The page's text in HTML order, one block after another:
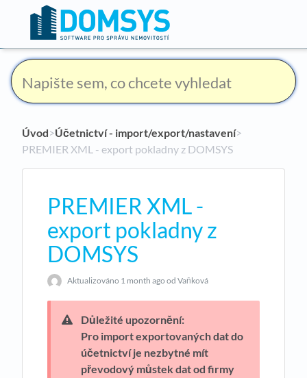
Úvod​>​Účetnictví - import/export/nastavení​>​
PREMIER XML - export pokladny z DOMSYS
PREMIER XML -
export pokladny z
DOMSYS
Aktualizováno 1 month ago od Vaňková
Důležité upozornění:
Pro import exportovaných dat do
účetnictví je nezbytné mít
převodový můstek dat od firmy